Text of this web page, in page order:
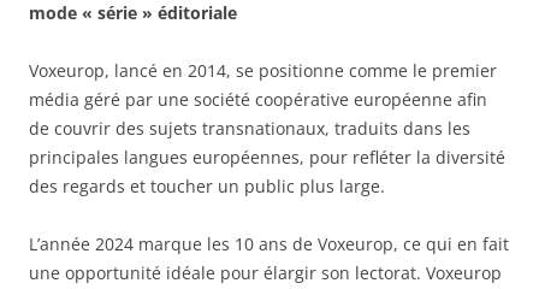
mode « série » éditoriale
Voxeurop, lancé en 2014, se positionne comme le premier
média géré par une société coopérative européenne afin
de couvrir des sujets transnationaux, traduits dans les
principales langues européennes, pour refléter la diversité
des regards et toucher un public plus large.
L’année 2024 marque les 10 ans de Voxeurop, ce qui en fait
une opportunité idéale pour élargir son lectorat. Voxeurop